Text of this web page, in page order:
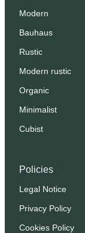
Modern
Bauhaus
Rustic
Modern rustic
Organic
Minimalist
Cubist
Policies
Legal Notice
Privacy Policy
Cookies Policy